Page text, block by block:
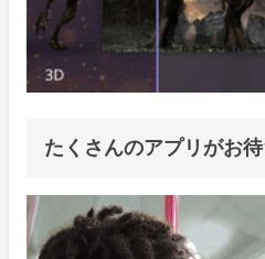
たくさんのアプリがお